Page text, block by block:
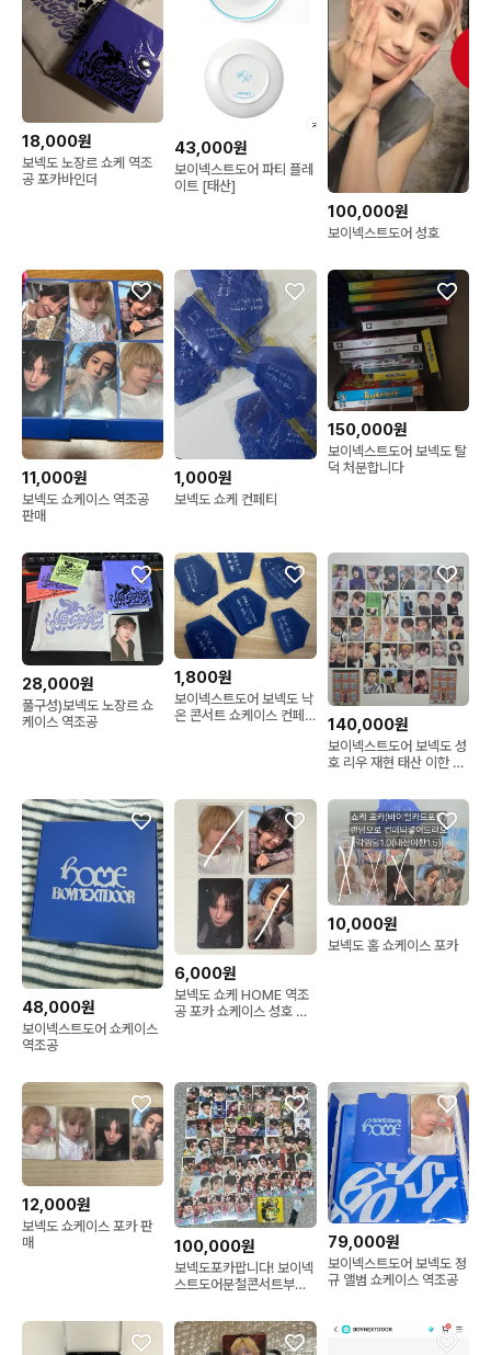
18,000원
보넥도 노장르 쇼케 역조
공 포카바인더
43,000원
보이넥스트도어 파티 플레
이트 [태산]
100,000원
보이넥스트도어 성호
11,000원
보넥도 쇼케이스 역조공
판매
1,000원
보넥도 쇼케 컨페티
150,000원
보이넥스트도어 보넥도 탈
덕 처분합니다
28,000원
풀구성)보넥도 노장르 쇼
케이스 역조공
1,800원
보이넥스트도어 보넥도 낙
온 콘서트 쇼케이스 컨페
140,000원
보이넥스트도어 보넥도 성
호 리우 재현 태산 이한 운
48,000원
보이넥스트도어 쇼케이스
역조공
6,000원
보넥도 쇼케 HOME 역조
공 포카 쇼케이스 성호 재
10,000원
보넥도 홈 쇼케이스 포카
12,000원
보넥도 쇼케이스 포카 판
매
100,000원
보넥도포카팝니다! 보이넥
스트도어분철콘서트부산
현이한태산운학탈덕처분
79,000원
보이넥스트도어 보넥도 정
규 앨범 쇼케이스 역조공